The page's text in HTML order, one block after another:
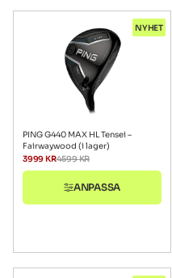
NYHET
PING G440 MAX HL Tensei –
Fairwaywood (i lager)
4599KR
3999KR
ANPASSA